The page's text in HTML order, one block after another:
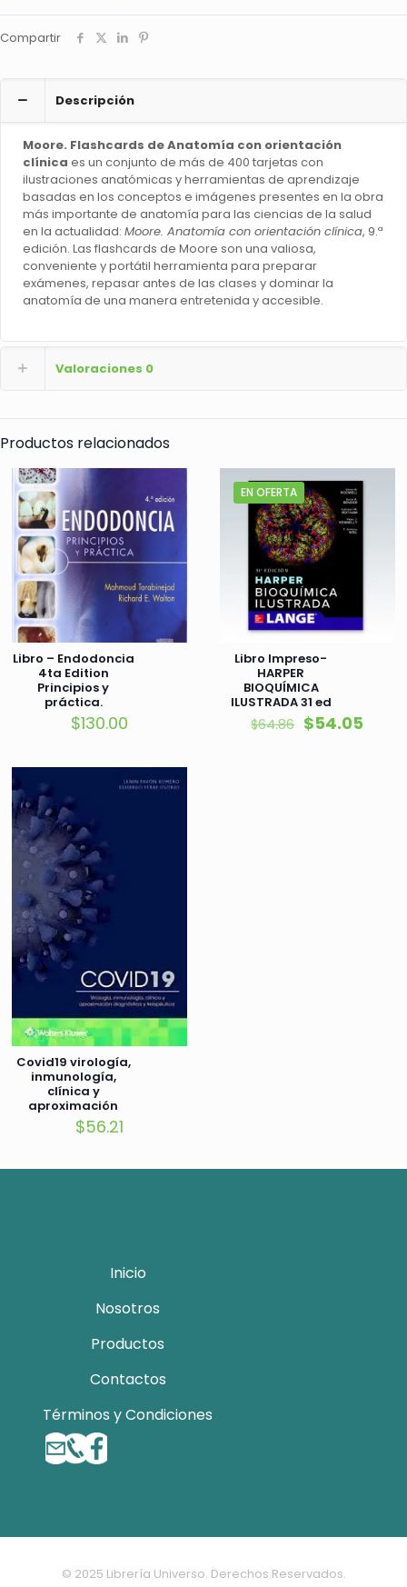
Compartir
Descripción
Moore. Flashcards de Anatomía con orientación
clínica es un conjunto de más de 400 tarjetas con
ilustraciones anatómicas y herramientas de aprendizaje
basadas en los conceptos e imágenes presentes en la obra
más importante de anatomía para las ciencias de la salud
en la actualidad:Moore. Anatomía con orientación clínica, 9.ª
edición. Las flashcards de Moore son una valiosa,
conveniente y portátil herramienta para preparar
exámenes, repasar antes de las clases y dominar la
anatomía de una manera entretenida y accesible.
Valoraciones 0
Productos relacionados
Libro – Endodoncia
4ta Edition
Principios y
práctica.
$130.00
EN OFERTA
Libro Impreso-
HARPER
BIOQUÍMICA
ILUSTRADA 31 ed
$64.86 El
$54.05
Covid19 virología,
inmunología,
clínica y
aproximación
diagnóstica y
terapéutica
$56.21
Inicio
Nosotros
Productos
Contactos
Términos y Condiciones
© 2025 Librería Universo. Derechos Reservados.